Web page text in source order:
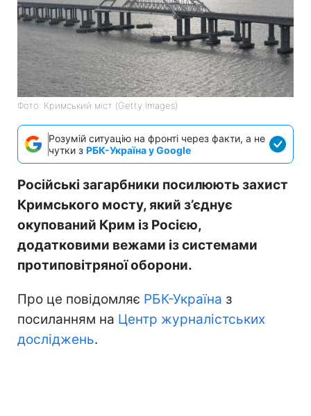
Фото: Кримський міст (Getty Images)
Розумій ситуацію на фронті через факти, а не
чутки з РБК-Україна у Google
Російські загарбники посилюють захист
Кримського мосту, який з’єднує
окупований Крим із Росією,
додатковими вежами із системами
протиповітряної оборони.
Про це повідомляє РБК-Україна з
посиланням на Центр журналістських
досліджень.